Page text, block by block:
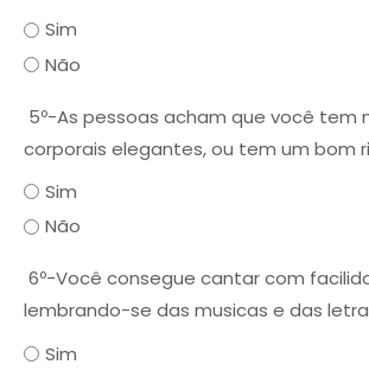
Sim
Não
5º-As pessoas acham que você tem
corporais elegantes, ou tem um bom
Sim
Não
6º-Você consegue cantar com
lembrando-se das musicas e das
Sim